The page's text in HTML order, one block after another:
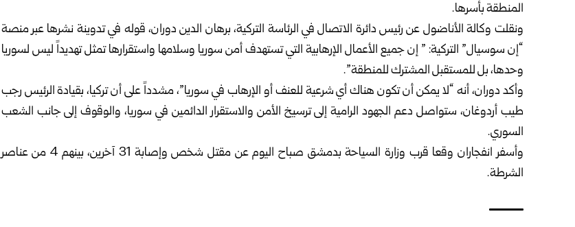
المنطقة بأسرها.
ونقلت وكالة الأناضول عن رئيس دائرة الاتصال في الرئاسة التركية، برهان الدين دوران، قوله في تدوينة نشرها عبر منصة
“إن سوسيال” التركية: ” إن جميع الأعمال الإرهابية التي تستهدف أمن سوريا وسلامها واستقرارها تمثل تهديداً ليس لسوريا
وحدها، بل للمستقبل المشترك للمنطقة”.
وأكد دوران، أنه “لا يمكن أن تكون هناك أي شرعية للعنف أو الإرهاب في سوريا”، مشدداً على أن تركيا، بقيادة الرئيس رجب
طيب أردوغان، ستواصل دعم الجهود الرامية إلى ترسيخ الأمن والاستقرار الدائمين في سوريا، والوقوف إلى جانب الشعب
السوري.
وأسفر انفجاران وقعا قرب وزارة السياحة بدمشق صباح اليوم عن مقتل شخص وإصابة 31 آخرين، بينهم 4 من عناصر
الشرطة.